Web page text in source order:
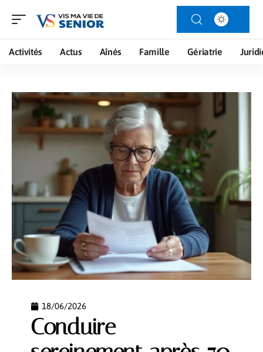
Activités Actus Aînés Famille Gériatrie
18/06/2026
Conduire